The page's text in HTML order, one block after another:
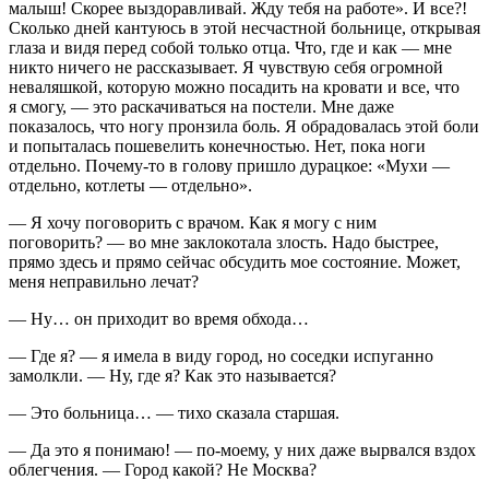
малыш! Скорее выздоравливай. Жду тебя на работе». И все?!
Сколько дней кантуюсь в этой несчастной больнице, открывая
глаза и видя перед собой только отца. Что, где и как — мне
никто ничего не рассказывает. Я чувствую себя огромной
неваляшкой, которую можно посадить на кровати и все, что
я смогу, — это раскачиваться на постели. Мне даже
показалось, что ногу пронзила боль. Я обрадовалась этой боли
и попыталась пошевелить конечностью. Нет, пока ноги
отдельно. Почему-то в голову пришло дурацкое: «Мухи —
отдельно, котлеты — отдельно».
— Я хочу поговорить с врачом. Как я могу с ним
поговорить? — во мне заклокотала злость. Надо быстрее,
прямо здесь и прямо сейчас обсудить мое состояние. Может,
меня неправильно лечат?
— Ну… он приходит во время обхода…
— Где я? — я имела в виду город, но соседки испуганно
замолкли. — Ну, где я? Как это называется?
— Это больница… — тихо сказала старшая.
— Да это я понимаю! — по-моему, у них даже вырвался вздох
облегчения. — Город какой? Не Москва?